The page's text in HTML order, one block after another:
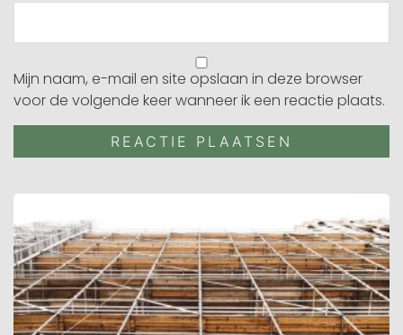
Mijn naam, e-mail en site opslaan in deze browser
voor de volgende keer wanneer ik een reactie plaats.